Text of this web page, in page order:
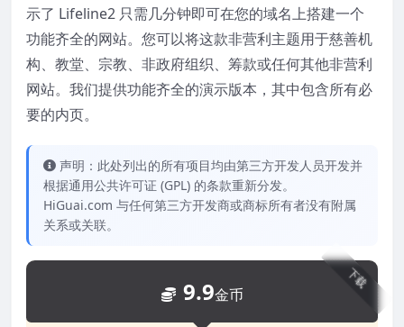
示了 Lifeline2 只需几分钟即可在您的域名上搭建一个
功能齐全的网站。您可以将这款非营利主题用于慈善机
构、教堂、宗教、非政府组织、筹款或任何其他非营利
网站。我们提供功能齐全的演示版本，其中包含所有必
要的内页。
声明：此处列出的所有项目均由第三方开发人员开发并
根据通用公共许可证 (GPL) 的条款重新分发。
HiGuai.com 与任何第三方开发商或商标所有者没有附属
关系或关联。
下载
9.9金币